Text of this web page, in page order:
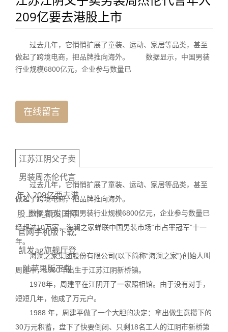
209亿要去港股上市
过去几年，它悄悄扩展了童装、运动、家居等品类，甚至
做起了跨境电商，把品牌推向海外。 数据显示，中国男装
行业规模6800亿元，企业参与数量已
在线留言
江苏江阴父子卖
男装周杰伦代言
年入209亿要去港
股上市_凯发国际
官网手机版下载,
凯发ag旗舰厅登
陆苹果版下载
过去几年，它悄悄扩展了童装、运动、家居等品类，甚至
做起了跨境电商，把品牌推向海外。
数据显示，中国男装行业规模6800亿元，企业参与数量已
经超过10万家，海澜之家蝉联中国男装市场“市占率冠军”十一
年。
海澜之家集团股份有限公司(以下简称“海澜之家”)创始人叫
周建平，1960年出生于江苏江阴新桥镇。
1978年，周建平在江阴开了一家照相馆。由于没有对手，
短短几年，他成了万元户。
1988 年，周建平做了一个大胆的决定：拿出做生意攒下的
30万元积蓄，盘下了快要倒闭、只剩18名工人的江阴市新桥第